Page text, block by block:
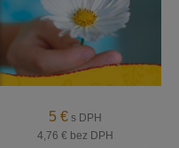
5 € s DPH
4,76 € bez DPH